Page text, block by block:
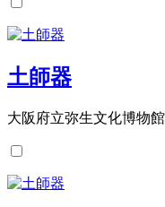
土師器
大阪府立弥生文化博物館